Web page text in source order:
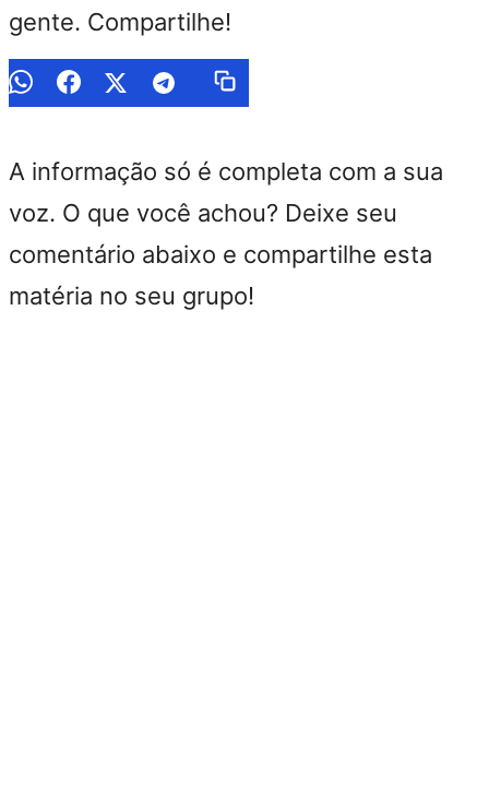
gente. Compartilhe!
A informação só é completa com a sua
voz. O que você achou? Deixe seu
comentário abaixo e compartilhe esta
matéria no seu grupo!